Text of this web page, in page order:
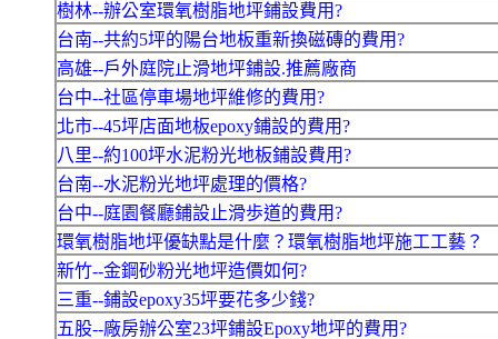
樹林--辦公室環氧樹脂地坪鋪設費用?
台南--共約5坪的陽台地板重新換磁磚的費用?
高雄--戶外庭院止滑地坪鋪設.推薦廠商
台中--社區停車場地坪維修的費用?
北市--45坪店面地板epoxy鋪設的費用?
八里--約100坪水泥粉光地板鋪設費用?
台南--水泥粉光地坪處理的價格?
台中--庭園餐廳鋪設止滑歩道的費用?
環氧樹脂地坪優缺點是什麼？環氧樹脂地坪施工工藝？
新竹--金鋼砂粉光地坪造價如何?
三重--鋪設epoxy35坪要花多少錢?
五股--廠房辦公室23坪鋪設Epoxy地坪的費用?